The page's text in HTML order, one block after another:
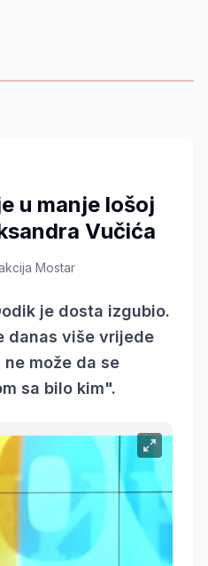
u manje lošoj
Vučića
Mostar
je dosta izgubio.
danas više vrijede
može da se
sa bilo kim".